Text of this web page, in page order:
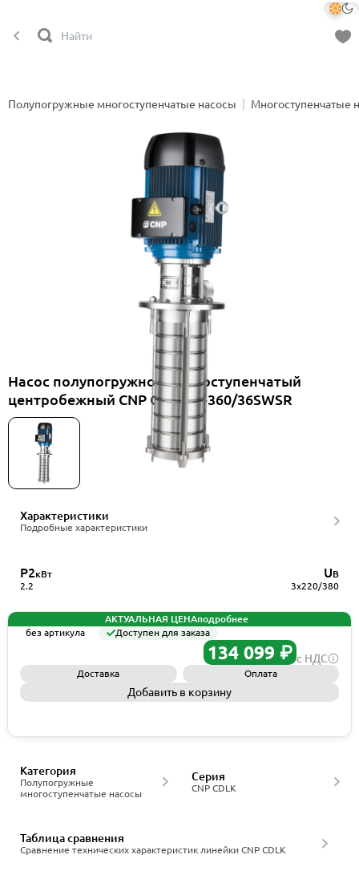
Полупогружные многоступенчатые насосы Многоступенчатые
Насос полупогружной многоступенчатый
центробежный CNP CDLKF1-360/36SWSR
Характеристики
Подробные характеристики
P2кВт
2.2
UВ
3x220/380
АКТУАЛЬНАЯ ЦЕНАподробнее
без артикула
Доступен для заказа
134 099 ₽ с НДС
Доставка Оплата
Добавить в корзину
Полупогружные
многоступенчатые насосы
Категория
CNP CDLK
Серия
Сравнение технических характеристик линейки CNP CDLK
Таблица сравнения